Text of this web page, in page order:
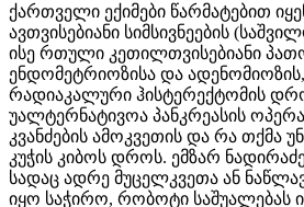
ქართველი ექიმები წარმატებით
ავთვისებიანი სიმსივნეების
ისე რთული კეთილთვისებიანი
ენდომეტრიოზისა და ადენომიოზის,
რადიაკალური ჰისტერექტომის
უალტერნატივოა პანკრეასის
კვანძების ამოკვეთის და რა თქმა
კუჭის კიბოს დროს. ემზარ
სადაც ადრე მუცელკვეთა ან
იყო საჭირო, რობოტი საშუალებას